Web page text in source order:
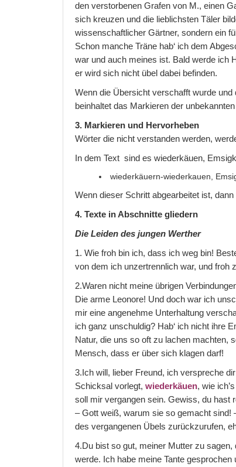
den verstorbenen Grafen von M., einen
sich kreuzen und die lieblichsten Täler
wissenschaftlicher Gärtner, sondern ein
Schon manche Träne hab‘ ich dem
war und auch meines ist. Bald werde ich
er wird sich nicht übel dabei befinden.
Wenn die Übersicht verschafft wurde
beinhaltet das Markieren der
3. Markieren und Hervorheben
Wörter die nicht verstanden werden,
In dem Text sind es wiederkäuen,
wiederkäuern-wiederkauen,
Wenn dieser Schritt abgearbeitet ist, dann
4. Texte in Abschnitte gliedern
Die Leiden des jungen Werther
1. Wie froh bin ich, dass ich weg bin!
von dem ich unzertrennlich war, und froh
2.Waren nicht meine übrigen
Die arme Leonore! Und doch war ich
mir eine angenehme Unterhaltung
ich ganz unschuldig? Hab‘ ich nicht ihre
Natur, die uns so oft zu lachen machten,
Mensch, dass er über sich klagen darf!
3.Ich will, lieber Freund, ich verspreche
Schicksal vorlegt, wiederkäuen, wie
soll mir vergangen sein. Gewiss, du hast
– Gott weiß, warum sie so gemacht sind!
des vergangenen Übels zurückzurufen,
4.Du bist so gut, meiner Mutter zu
werde. Ich habe meine Tante